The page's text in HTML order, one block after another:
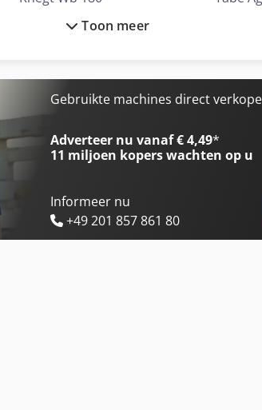
Tabe Agb-12
Tabe Agb-175
Toon meer
Gebruikte machines direct
Adverteer nu vanaf € 4,49*
11 miljoen koperswachten op u
Informeer nu
+49 201 857 861 80